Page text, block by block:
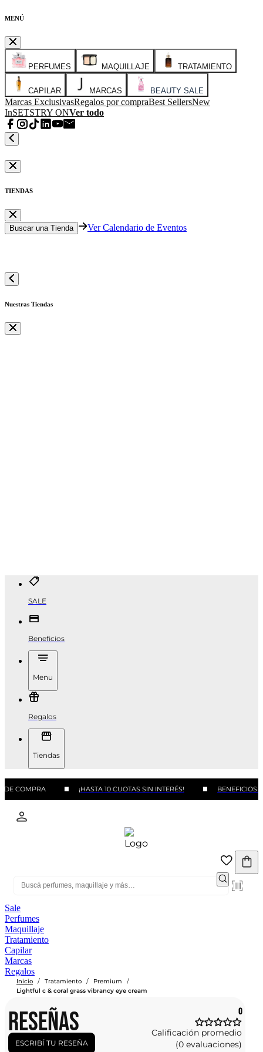
MENÚ
PERFUMES MAQUILLAJE TRATAMIENTO
CAPILAR MARCAS BEAUTY SALE
Marcas ExclusivasRegalos por compraBest SellersNew
InSETSTRY ONVer todo
TIENDAS
Buscar una Tienda Ver Calendario de Eventos
Nuestras Tiendas
SALE
Beneficios
Menu
Regalos
Tiendas
COMPRA ¡HASTA 10 CUOTAS SIN INTERÉS! BENEFICIOS
Sale
Perfumes
Maquillaje
Tratamiento
Capilar
Marcas
Regalos
Inicio / Tratamiento / Premium /
Lightful c & coral grass vibrancy eye cream
RESEÑAS
ESCRIBÍ TU RESEÑA
0
Calificación promedio
(0 evaluaciones)